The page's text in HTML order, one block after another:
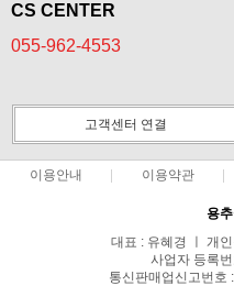
CS CENTER
055-962-4553
고객센터 연결
이용안내 이용약관
용
대표 : 유혜경 ㅣ 개
사업자 등록
통신판매업신고번호